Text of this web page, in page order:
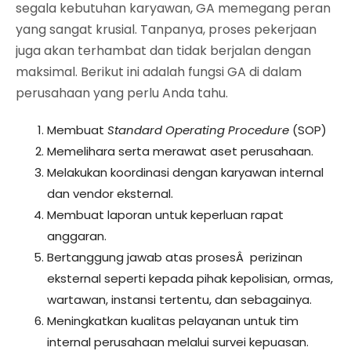
segala kebutuhan karyawan, GA memegang peran
yang sangat krusial. Tanpanya, proses pekerjaan
juga akan terhambat dan tidak berjalan dengan
maksimal. Berikut ini adalah fungsi GA di dalam
perusahaan yang perlu Anda tahu.
Membuat Standard Operating Procedure (SOP)
Memelihara serta merawat aset perusahaan.
Melakukan koordinasi dengan karyawan internal
dan vendor eksternal.
Membuat laporan untuk keperluan rapat
anggaran.
Bertanggung jawab atas prosesÂ perizinan
eksternal seperti kepada pihak kepolisian, ormas,
wartawan, instansi tertentu, dan sebagainya.
Meningkatkan kualitas pelayanan untuk tim
internal perusahaan melalui survei kepuasan.